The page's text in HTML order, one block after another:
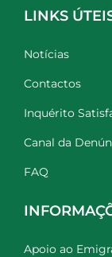
LINKS
Notícias
Contactos
Inquérito
Canal da
FAQ
Apoio ao